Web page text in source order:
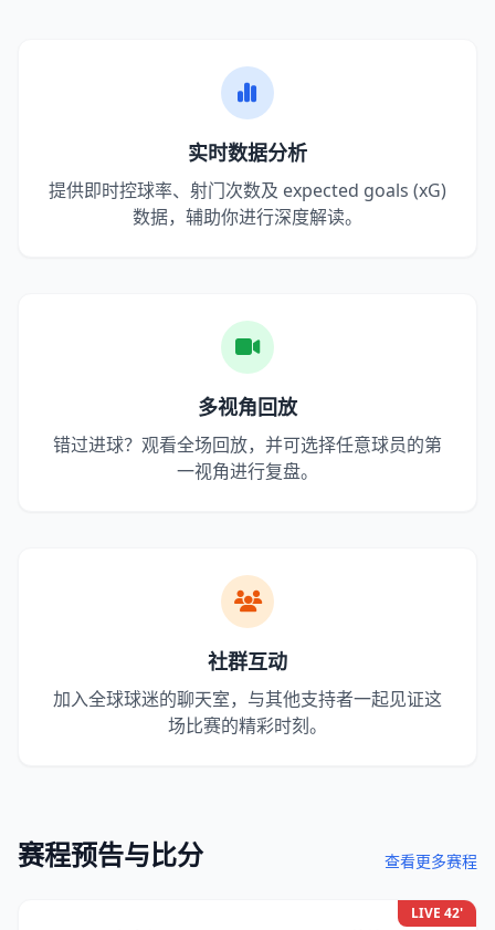
实时数据分析
提供即时控球率、射门次数及 expected goals (xG)
数据，辅助你进行深度解读。
多视角回放
错过进球？观看全场回放，并可选择任意球员的第
一视角进行复盘。
社群互动
加入全球球迷的聊天室，与其他支持者一起见证这
场比赛的精彩时刻。
赛程预告与比分 查看更多赛程
LIVE 42'